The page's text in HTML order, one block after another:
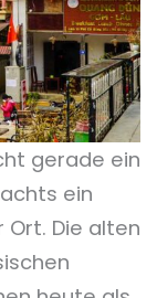
gerade ein
ein
Die alten